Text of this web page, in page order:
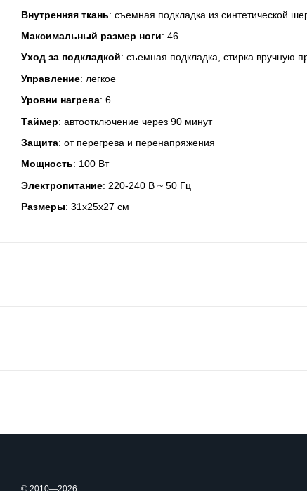
Внутренняя ткань: съемная подкладка из синтетической
Максимальный размер ноги: 46
Уход за подкладкой: съемная подкладка, стирка вручную
Управление: легкое
Уровни нагрева: 6
Таймер: автоотключение через 90 минут
Защита: от перегрева и перенапряжения
Мощность: 100 Вт
Электропитание: 220-240 В ~ 50 Гц
Размеры: 31x25x27 см
© 2010—2026